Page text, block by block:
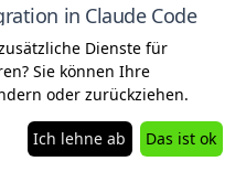
in Claude Code
sowie Vibe Coding
Erstberatung
Dienste für
Sie können Ihre
oder zurückziehen.
Ich lehne ab Das ist ok